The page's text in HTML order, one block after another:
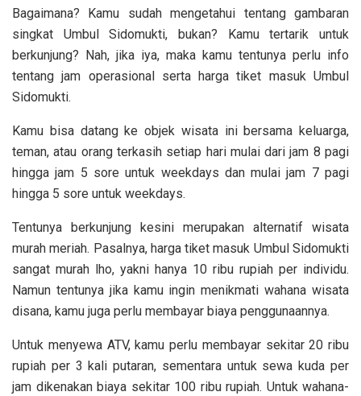
Bagaimana? Kamu sudah mengetahui tentang gambaran
singkat Umbul Sidomukti, bukan? Kamu tertarik untuk
berkunjung? Nah, jika iya, maka kamu tentunya perlu info
tentang jam operasional serta harga tiket masuk Umbul
Sidomukti.
Kamu bisa datang ke objek wisata ini bersama keluarga,
teman, atau orang terkasih setiap hari mulai dari jam 8 pagi
hingga jam 5 sore untuk weekdays dan mulai jam 7 pagi
hingga 5 sore untuk weekdays.
Tentunya berkunjung kesini merupakan alternatif wisata
murah meriah. Pasalnya, harga tiket masuk Umbul Sidomukti
sangat murah lho, yakni hanya 10 ribu rupiah per individu.
Namun tentunya jika kamu ingin menikmati wahana wisata
disana, kamu juga perlu membayar biaya penggunaannya.
Untuk menyewa ATV, kamu perlu membayar sekitar 20 ribu
rupiah per 3 kali putaran, sementara untuk sewa kuda per
jam dikenakan biaya sekitar 100 ribu rupiah. Untuk wahana-